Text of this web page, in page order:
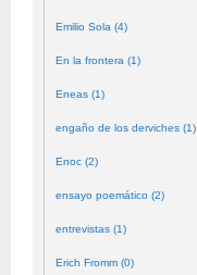
Emilio Sola (4)
En la frontera (1)
Eneas (1)
engaño de los derviches (1)
Enoc (2)
ensayo poemático (2)
entrevistas (1)
Erich Fromm (0)